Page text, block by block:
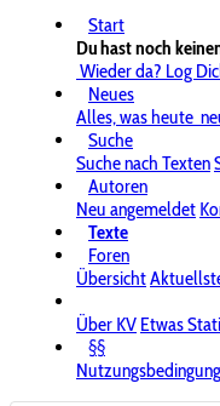
Start
Du hast noch
Wieder da? Log
Neues
Alles, was heute
Suche
Suche nach Texten
Autoren
Neu angemeldet
Texte
Foren
Übersicht
Über KV Etwas
§§